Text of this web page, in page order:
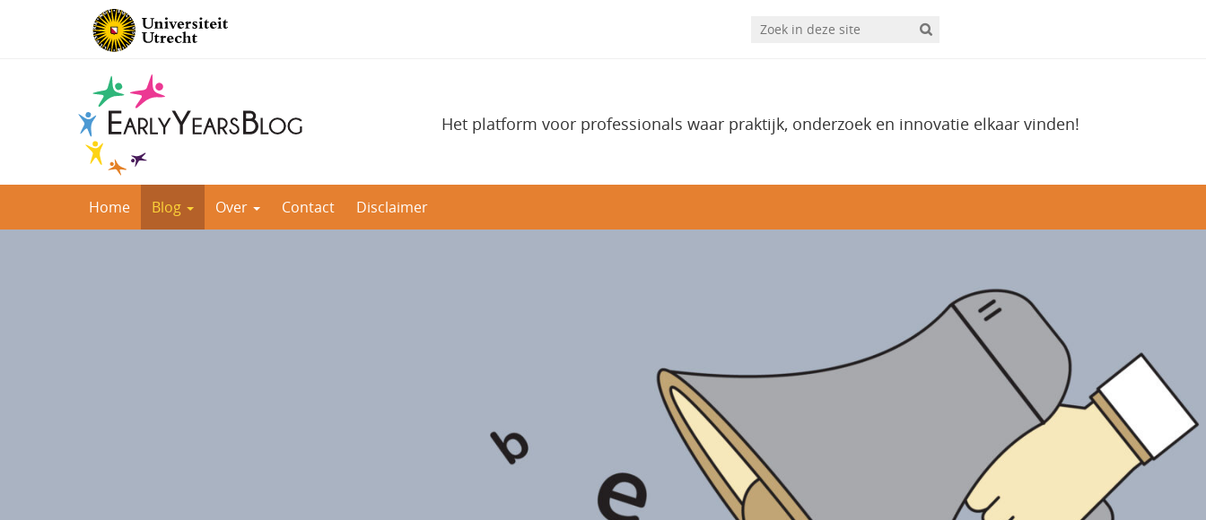
Het platform voor professionals waar praktijk, onderzoek en innovatie elkaar vinden!
naar
Home Blog Over Contact Disclaimer